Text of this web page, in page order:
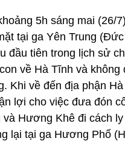
5h sáng mai (26/
tại ga Yên Trung
đầu tiên trong lịch sử
về Hà Tĩnh và không
Khi về đến địa phận
lợi cho việc đưa đón
và Hương Khê đi cách
lại tại ga Hương Phố